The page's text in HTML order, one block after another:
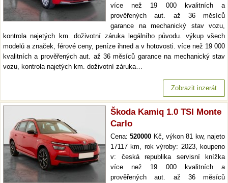
více než 19 000 kvalitních a
prověřených aut. až 36 měsíců
garance na mechanický stav vozu,
kontrola najetých km. doživotní záruka legálního původu. výkup všech
modelů a značek, férové ceny, peníze ihned a v hotovosti. více než 19 000
kvalitních a prověřených aut. až 36 měsíců garance na mechanický stav
vozu, kontrola najetých km. doživotní záruka…
Zobrazit inzerát
Škoda Kamiq 1.0 TSI Monte
Carlo
Cena:520000 Kč, výkon 81 kw, najeto
17117 km, rok výroby: 2023, koupeno
v: česká republika servisní knížka
více než 19 000 kvalitních a
prověřených aut. až 36 měsíců